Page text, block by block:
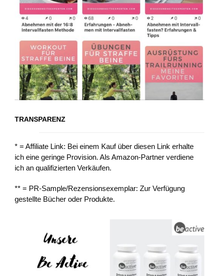
TRANSPARENZ
* = Affiliate Link: Bei einem Kauf über diesen Link erhalte
ich eine geringe Provision. Als Amazon-Partner verdiene
ich an qualifizierten Verkäufen.
** = PR-Sample/Rezensionsexemplar: Zur Verfügung
gestellte Bücher oder Produkte.